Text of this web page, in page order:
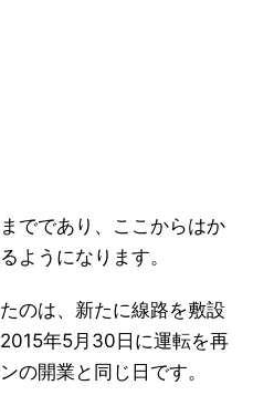
でであり、ここからはか
ようになります。
のは、新たに線路を敷設
年5月30日に運転を再
の開業と同じ日です。